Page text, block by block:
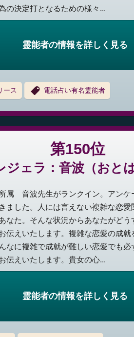
の決定打となるための様々...
霊能者の情報を詳しく見る
ース 電話占い有名霊能者
第150位
ジェラ：音波（おと
属 音波先生がランクイン。アンケ
ました。人には言えない複雑な恋
なた。そんな状況からあなたがどう
伝えいたします。複雑な恋愛の成就
なに複雑で成就が難しい恋愛でも必
伝えいたします。貴女の心...
霊能者の情報を詳しく見る